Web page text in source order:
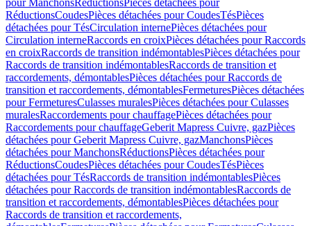
pour ManchonsRéductionsPièces détachées pour
RéductionsCoudesPièces détachées pour CoudesTésPièces
détachées pour TésCirculation internePièces détachées pour
Circulation interneRaccords en croixPièces détachées pour Raccords
en croixRaccords de transition indémontablesPièces détachées pour
Raccords de transition indémontablesRaccords de transition et
raccordements, démontablesPièces détachées pour Raccords de
transition et raccordements, démontablesFermeturesPièces détachées
pour FermeturesCulasses muralesPièces détachées pour Culasses
muralesRaccordements pour chauffagePièces détachées pour
Raccordements pour chauffageGeberit Mapress Cuivre, gazPièces
détachées pour Geberit Mapress Cuivre, gazManchonsPièces
détachées pour ManchonsRéductionsPièces détachées pour
RéductionsCoudesPièces détachées pour CoudesTésPièces
détachées pour TésRaccords de transition indémontablesPièces
détachées pour Raccords de transition indémontablesRaccords de
transition et raccordements, démontablesPièces détachées pour
Raccords de transition et raccordements,